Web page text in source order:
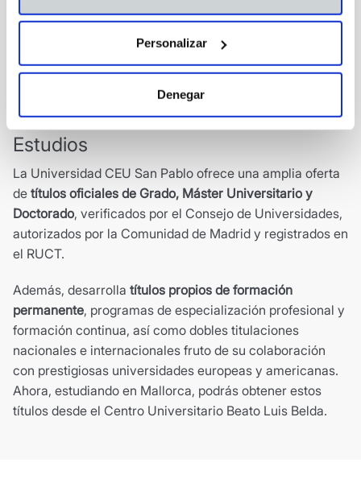
Personalizar
Denegar
Estudios
La Universidad CEU San Pablo ofrece una amplia oferta
de títulos oficiales de Grado, Máster Universitario y
Doctorado, verificados por el Consejo de Universidades,
autorizados por la Comunidad de Madrid y registrados en
el RUCT.
Además, desarrolla títulos propios de formación
permanente, programas de especialización profesional y
formación continua, así como dobles titulaciones
nacionales e internacionales fruto de su colaboración
con prestigiosas universidades europeas y americanas.
Ahora, estudiando en Mallorca, podrás obtener estos
títulos desde el Centro Universitario Beato Luis Belda.